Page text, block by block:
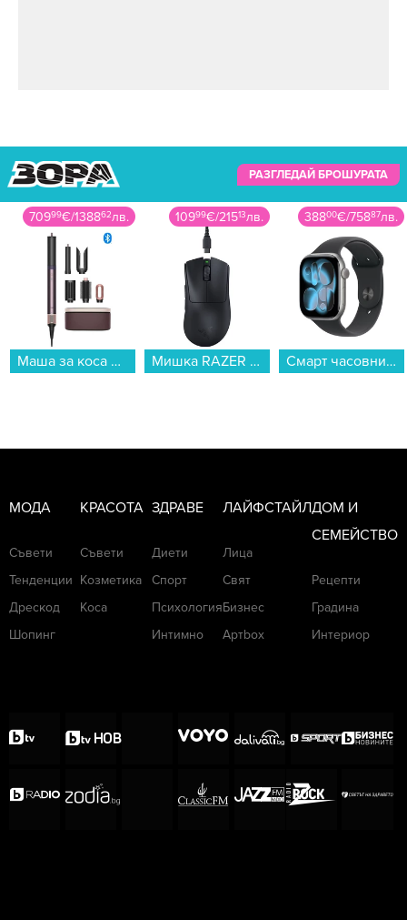
РАЗГЛЕДАЙ БРОШУРАТА
70999€/138862лв.
Маша за коса Dyson AIRWRAP HS09 Co-anda 2x™Jp/Pl (598775-01) , 1700 W...
10999€/21513лв.
Мишка RAZER Deathadder V3 Pro RZ01-04630100-R3G1...
38800€/75887лв.
Смарт часовник Apple Watch 11 46mm Space Grey/Black Band M/L mev44 , 2.00 , 64 , Apple S10 SiP 64-bit Dual Core...
МОДА
Съвети
Тенденции
Дрескод
Шопинг
КРАСОТА
Съвети
Козметика
Коса
ЗДРАВЕ
Диети
Спорт
Психология
Интимно
ЛАЙФСТАЙЛ
Лица
Свят
Бизнес
Артbox
ДОМ И
СЕМЕЙСТВО
Рецепти
Градина
Интериор